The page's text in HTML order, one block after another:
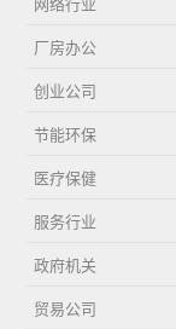
网络行业
厂房办公
创业公司
节能环保
医疗保健
服务行业
政府机关
贸易公司